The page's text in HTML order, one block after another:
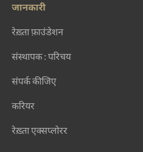
जानकारी
रेख़्ता फ़ाउंडेशन
संस्थापक : परिचय
संपर्क कीजिए
करियर
रेख़्ता एक्सप्लोरर